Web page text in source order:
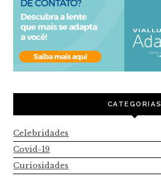
CATEGORIAS
Celebridades
Covid-19
Curiosidades